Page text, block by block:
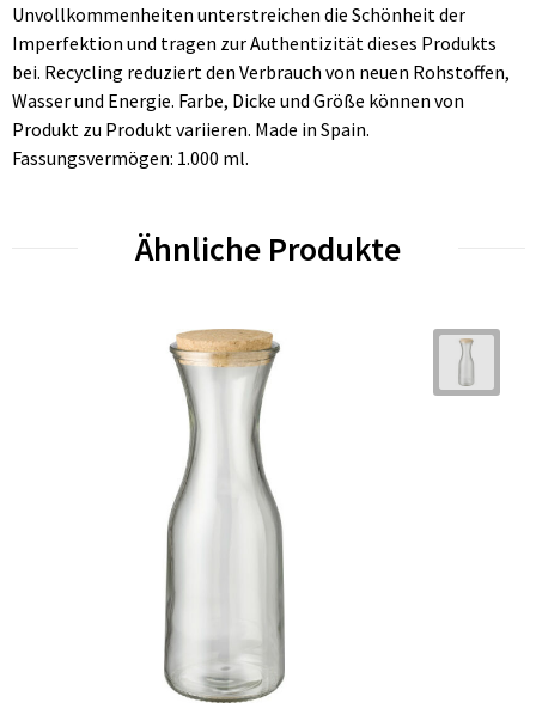
Unvollkommenheiten unterstreichen die Schönheit der
Imperfektion und tragen zur Authentizität dieses Produkts
bei. Recycling reduziert den Verbrauch von neuen Rohstoffen,
Wasser und Energie. Farbe, Dicke und Größe können von
Produkt zu Produkt variieren. Made in Spain.
Fassungsvermögen: 1.000 ml.
Ähnliche Produkte